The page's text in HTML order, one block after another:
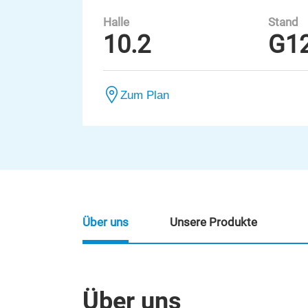
Halle
10.2
Stand
Zum Plan
Über uns
Über uns Unsere Produkte